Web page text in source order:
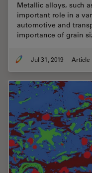
Metallic alloys, such
important role in a
automotive and
importance of grain
Jul 31, 2019 Article